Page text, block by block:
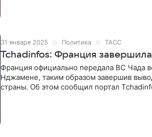
31 января 2025 Политика ТАСС
Tchadinfos: Франция
Франция официально передала ВС Чада
Нджамене, таким образом завершив
страны. Об этом сообщил портал